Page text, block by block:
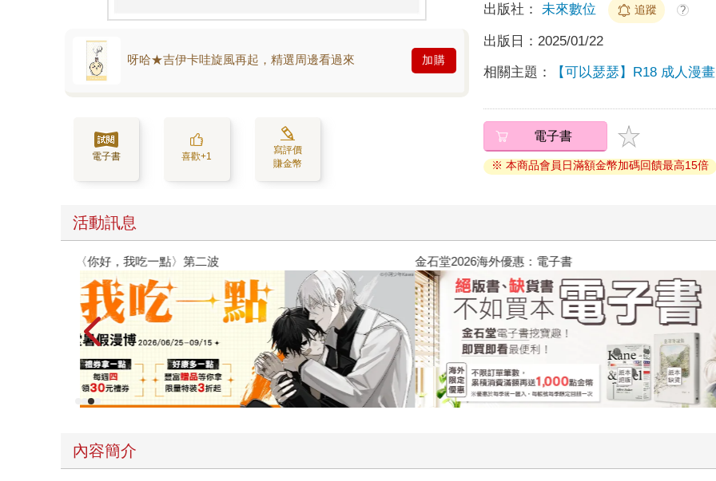
呀哈★吉伊卡哇旋風再起，精選周邊看過來 加購
電子書 喜歡+1
寫評價
賺金幣
出版社： 未來數位 追蹤 ?
出版日： 2025/01/22
相關主題： 【可以瑟瑟】R18 成人漫
電子書
※ 本商品會員日滿額金幣加碼回饋最高15倍
活動訊息
金石堂2026海外優惠：電子書 台灣角川2026漫畫博覽會
內容簡介